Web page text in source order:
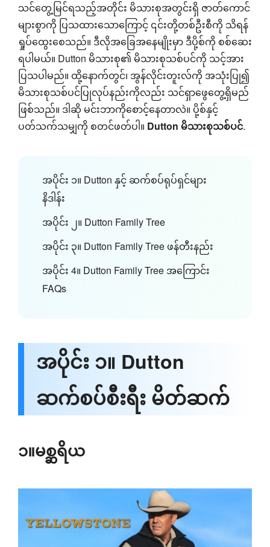
သင်တွေ့မြင်ရသည့်အတိုင်း မိသားစုအတွင်းရှိ ဇာတ်ကောင်
များစွာကို ပြသထားသောကြောင့် ၎င်းတို့တစ်ဦးစီကို သိရန်
ရှုပ်ထွေးစေသည်။ ဒီလိုအခြေအနေမျိုးမှာ ဒီပို့စ်ကို စစ်ဆေး
ရပါမယ်။ Dutton မိသားစု၏ မိသားစုသစ်ပင်ကို သင့်အား
ပြသပါမည်။ ထို့နောက်တွင်၊ အွန်လိုင်းတူးလ်ကို အသုံးပြု၍
မိသားစုသစ်ပင်ပြုလုပ်နည်းကိုလည်း သင်ရှာဖွေတွေ့ရှိမည်
ဖြစ်သည်။ ဒါဆို မင်းဘာကိုစောင့်နေတာလဲ။ ပို့စ်နှင့်
ပတ်သက်သမျှကို စတင်ဖတ်ပါ။ Dutton မိသားစုသစ်ပင်.
အပိုင်း ၁။ Dutton နှင့် ဆက်စပ်ရုပ်ရှင်များ
နိဒါန်း
အပိုင်း ၂။ Dutton Family Tree
အပိုင်း ၃။ Dutton Family Tree ဖန်တီးနည်း
အပိုင်း 4။ Dutton Family Tree အကြောင်း
FAQs
အပိုင်း ၁။ Dutton
ဆက်စပ်စီးရီး မိတ်ဆက်
၁။မစ္ဆရိယ